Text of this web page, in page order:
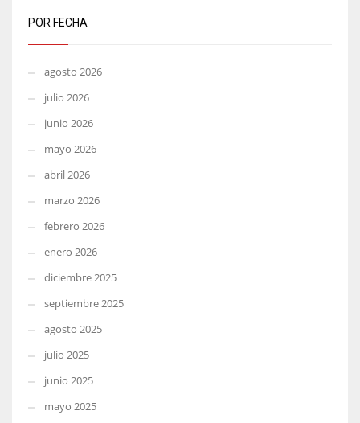
POR FECHA
agosto 2026
julio 2026
junio 2026
mayo 2026
abril 2026
marzo 2026
febrero 2026
enero 2026
diciembre 2025
septiembre 2025
agosto 2025
julio 2025
junio 2025
mayo 2025